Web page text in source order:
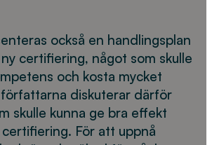
också en handlingsplan
certifiering, något som skulle
och kosta mycket
diskuterar därför
skulle kunna ge bra effekt
För att uppnå